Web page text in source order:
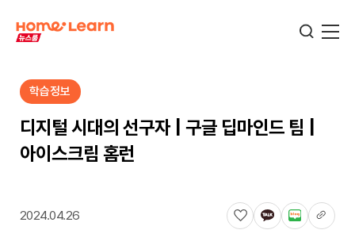
기업뉴스
서비스뉴스
교육정보
학습정보
디지털 시대의 선구자 | 구글 딥마인드 팀 |
아이스크림 홈런
2024.04.26